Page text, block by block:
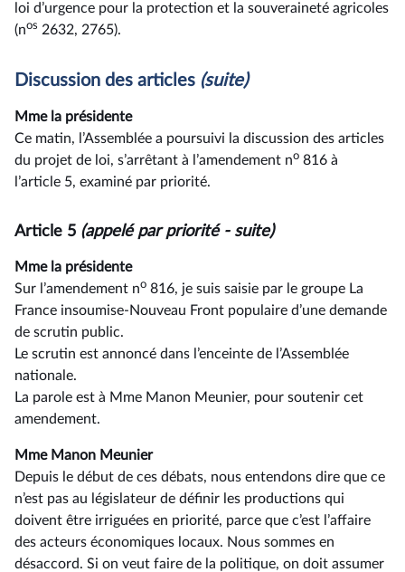
loi d’urgence pour la protection et la souveraineté agricoles
(nos 2632, 2765).
Discussion des articles (suite)
Mme la présidente
Ce matin, l’Assemblée a poursuivi la discussion des articles
du projet de loi, s’arrêtant à l’amendement no 816 à
l’article 5, examiné par priorité.
Article 5 (appelé par priorité - suite)
Mme la présidente
Sur l’amendement no 816, je suis saisie par le groupe La
France insoumise-Nouveau Front populaire d’une demande
de scrutin public.
Le scrutin est annoncé dans l’enceinte de l’Assemblée
nationale.
La parole est à Mme Manon Meunier, pour soutenir cet
amendement.
Mme Manon Meunier
Depuis le début de ces débats, nous entendons dire que ce
n’est pas au législateur de définir les productions qui
doivent être irriguées en priorité, parce que c’est l’affaire
des acteurs économiques locaux. Nous sommes en
désaccord. Si on veut faire de la politique, on doit assumer